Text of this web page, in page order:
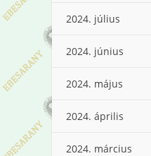
2024. július
2024. június
2024. május
2024. április
2024. március